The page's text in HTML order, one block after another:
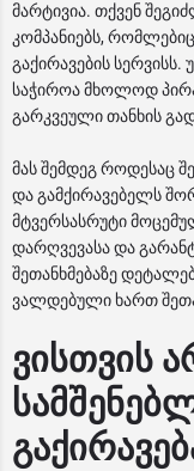
მარტივია. თქვენ
კომპანიებს,
გაქირავების სერვისს.
საჭიროა მხოლოდ
გარკვეული თანხის
მას შემდეგ როდესაც
და გამქირავებელს
მტვერსასრუტი
დარღვევასა და
შეთანხმებაზე
ვალდებული ხართ
ვისთვის